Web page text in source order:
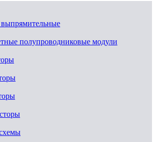
полупроводниковые модули